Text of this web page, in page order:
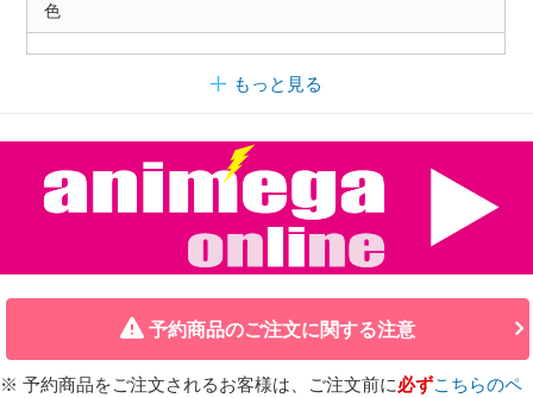
色
もっと見る
予約商品のご注文に関する注意
※ 予約商品をご注文されるお客様は、ご注文前に必ずこちらのペ